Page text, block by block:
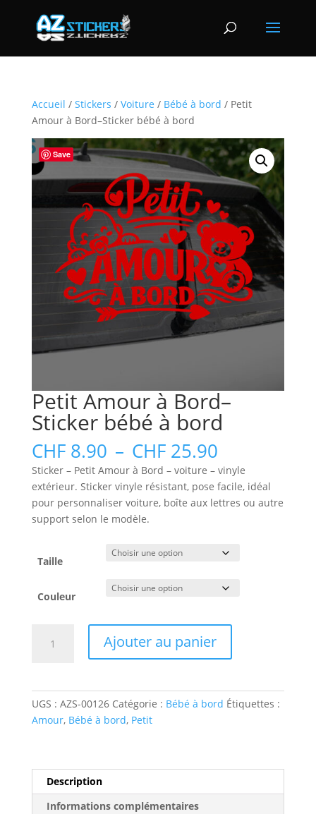
Accueil / Stickers / Voiture / Bébé à bord / Petit
Amour à Bord–Sticker bébé à bord
Save
Petit Amour à Bord–
Sticker bébé à bord
CHF8.90 – CHF25.90Plage
de
prix :
CHF 8.90
à
Sticker – Petit Amour à Bord – voiture – vinyle
extérieur. Sticker vinyle résistant, pose facile, idéal
pour personnaliser voiture, boîte aux lettres ou autre
support selon le modèle.
Taille
Couleur
bord
Ajouter au panier
r
e
UGS : AZS-00126 Catégorie : Bébé à bord Étiquettes :
Amour, Bébé à bord, Petit
Description
Informations complémentaires